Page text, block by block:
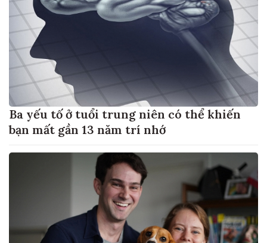
Ba yếu tố ở tuổi trung niên có thể khiến
bạn mất gần 13 năm trí nhớ